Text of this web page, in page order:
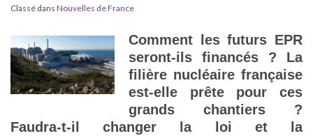
Classé dans Nouvelles de France
Comment les futurs EPR
seront-ils financés ? La
filière nucléaire française
est-elle prête pour ces
grands chantiers ?
Faudra-t-il changer la loi et la